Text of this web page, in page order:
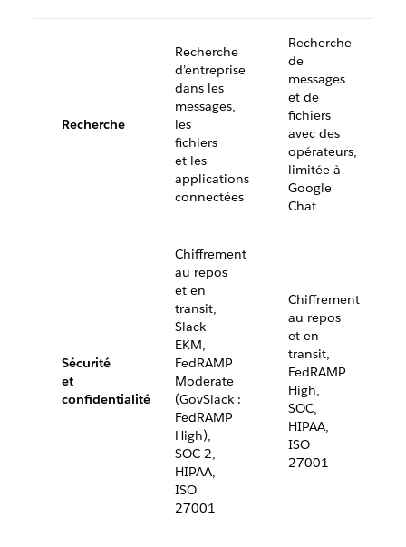
Recherche
Recherche
d’entreprise
dans les
messages,
les
fichiers
et les
applications
connectées
Recherche
de
messages
et de
fichiers
avec des
opérateurs,
limitée à
Google
Chat
Sécurité
et
confidentialité
Chiffrement
au repos
et en
transit,
Slack
EKM,
FedRAMP
Moderate
(GovSlack :
FedRAMP
High),
SOC 2,
HIPAA,
ISO
27001
Chiffrement
au repos
et en
transit,
FedRAMP
High,
SOC,
HIPAA,
ISO
27001